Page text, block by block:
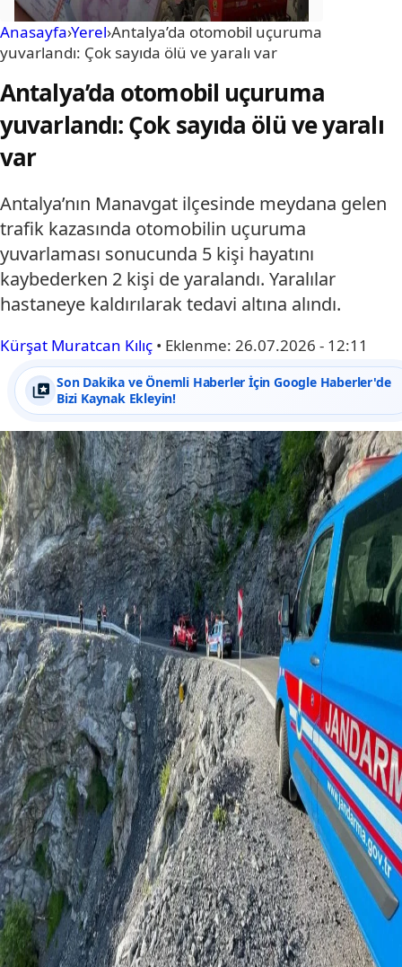
Anasayfa›Yerel›Antalya’da otomobil uçuruma
yuvarlandı: Çok sayıda ölü ve yaralı var
Antalya’da otomobil uçuruma
yuvarlandı: Çok sayıda ölü ve yaralı
var
Antalya’nın Manavgat ilçesinde meydana gelen
trafik kazasında otomobilin uçuruma
yuvarlaması sonucunda 5 kişi hayatını
kaybederken 2 kişi de yaralandı. Yaralılar
hastaneye kaldırılarak tedavi altına alındı.
Kürşat Muratcan Kılıç • Eklenme: 26.07.2026 - 12:11
Son Dakika ve Önemli Haberler İçin Google Haberler'de
Bizi Kaynak Ekleyin!